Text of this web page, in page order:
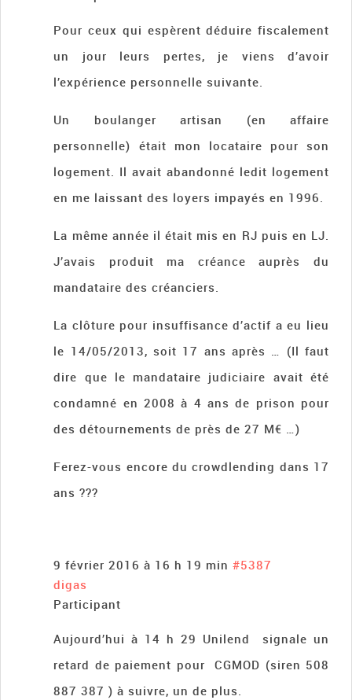
Pour ceux qui espèrent déduire fiscalement
un jour leurs pertes, je viens d’avoir
l’expérience personnelle suivante.
Un boulanger artisan (en affaire
personnelle) était mon locataire pour son
logement. Il avait abandonné ledit logement
en me laissant des loyers impayés en 1996.
La même année il était mis en RJ puis en LJ.
J’avais produit ma créance auprès du
mandataire des créanciers.
La clôture pour insuffisance d’actif a eu lieu
le 14/05/2013, soit 17 ans après … (Il faut
dire que le mandataire judiciaire avait été
condamné en 2008 à 4 ans de prison pour
des détournements de près de 27 M€ …)
Ferez-vous encore du crowdlending dans 17
ans ???
9 février 2016 à 16 h 19 min #5387
digas
Participant
Aujourd’hui à 14 h 29 Unilend signale un
retard de paiement pour CGMOD (siren 508
887 387 ) à suivre, un de plus.